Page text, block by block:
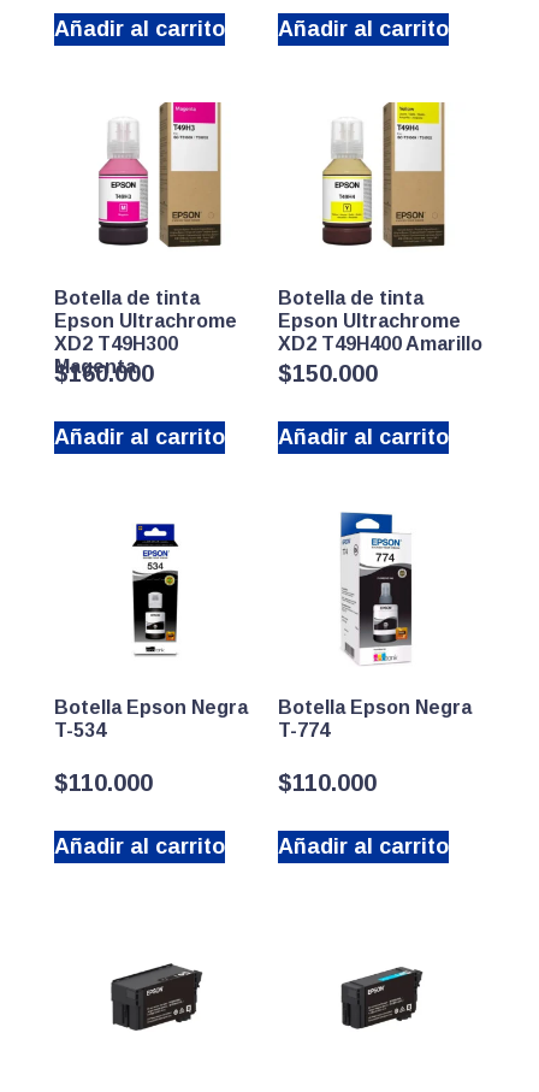
Añadir al carrito Añadir al carrito
Botella de tinta
Epson Ultrachrome
XD2 T49H300
Magenta
$160.000
Añadir al carrito
Botella de tinta
Epson Ultrachrome
XD2 T49H400 Amarillo
$150.000
Añadir al carrito
Botella Epson Negra
T-534
$110.000
Añadir al carrito
Botella Epson Negra
T-774
$110.000
Añadir al carrito